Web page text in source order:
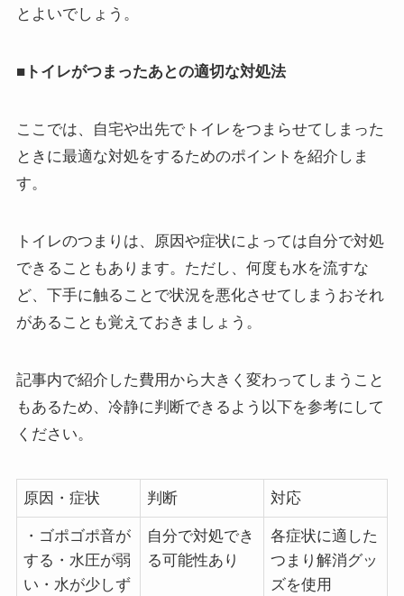
とよいでしょう。
■トイレがつまったあとの適切な対処法
ここでは、自宅や出先でトイレをつまらせてしまった
ときに最適な対処をするためのポイントを紹介しま
す。
トイレのつまりは、原因や症状によっては自分で対処
できることもあります。ただし、何度も水を流すな
ど、下手に触ることで状況を悪化させてしまうおそれ
があることも覚えておきましょう。
記事内で紹介した費用から大きく変わってしまうこと
もあるため、冷静に判断できるよう以下を参考にして
ください。
原因・症状 判断 対応
・ゴポゴポ音が
する・水圧が弱
い・水が少しず
自分で対処でき
る可能性あり
各症状に適した
つまり解消グッ
ズを使用